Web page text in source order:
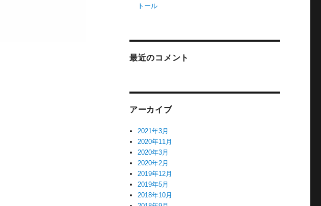
トール
最近のコメント
アーカイブ
2021年3月
2020年11月
2020年3月
2020年2月
2019年12月
2019年5月
2018年10月